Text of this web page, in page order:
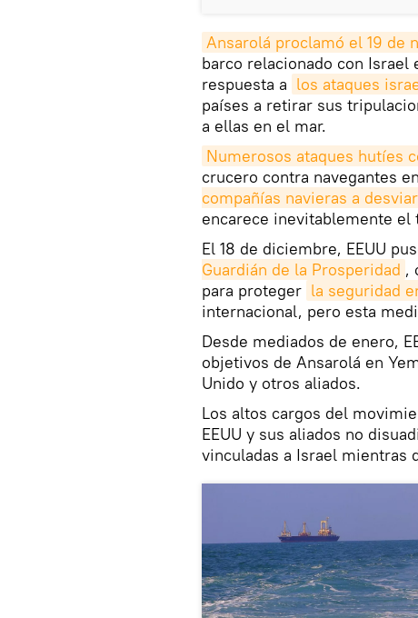
Ansarolá proclamó el 19 de
barco relacionado con Israel
respuesta a los ataques
países a retirar sus
a ellas en el mar.
Numerosos ataques hutíes
crucero contra navegantes
compañías navieras a
encarece inevitablemente el
El 18 de diciembre, EEUU
Guardián de la Prosperidad ,
para proteger la seguridad
internacional, pero esta
Desde mediados de enero,
objetivos de Ansarolá en
Unido y otros aliados.
Los altos cargos del
EEUU y sus aliados no
vinculadas a Israel mientras